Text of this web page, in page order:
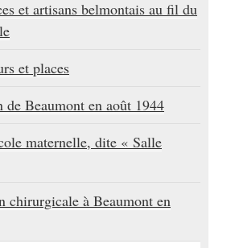
et artisans belmontais au fil du
et places
Beaumont en août 1944
maternelle, dite « Salle
chirurgicale à Beaumont en